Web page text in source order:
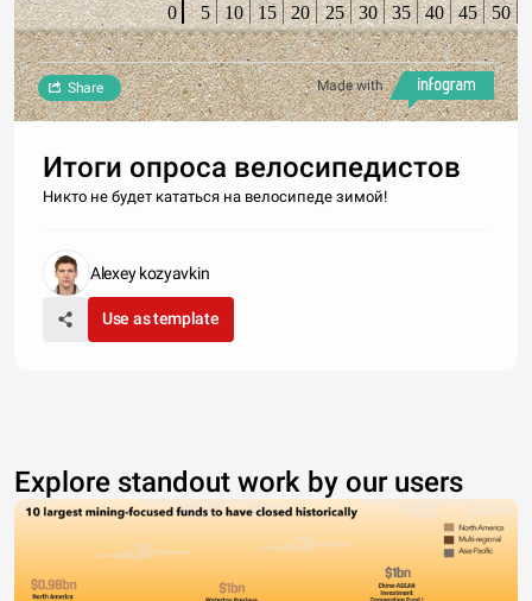
0 5 10 15 20 25 30 35 40 45 50
Made with
Share
Итоги опроса велосипедистов
Никто не будет кататься на велосипеде зимой!
Alexey kozyavkin
Use as template
Explore standout work by our users